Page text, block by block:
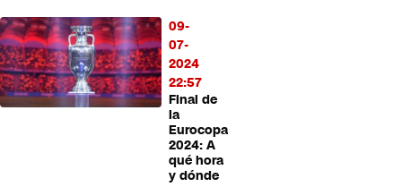
09-
07-
2024
22:57
Final de
la
Eurocopa
2024: A
qué hora
y dónde